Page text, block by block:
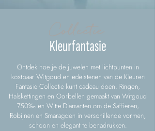
Kleurfantasie
Ontdek hoe je de juwelen met lichtpunten in
kostbaar Witgoud en edelstenen van de Kleuren
Fantasie Collectie kunt cadeau doen. Ringen,
Halskettingen en Oorbellen gemaakt van Witgoud
750‰ en Witte Diamanten om de Saffieren,
Robijnen en Smaragden in verschillende vormen,
schoon en elegant te benadrukken.